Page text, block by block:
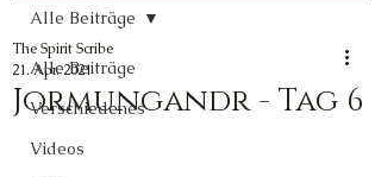
Alle Beiträge
Verschiedenes
Videos
Alle Beiträge
Jormungandr - Tag 6
The Spirit Scribe
21. Apr. 2021